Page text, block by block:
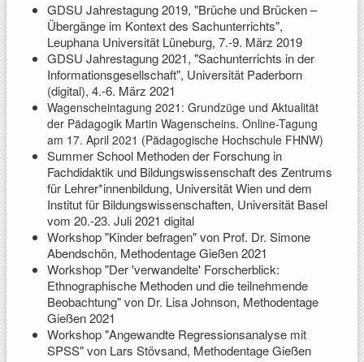
GDSU Jahrestagung 2019, "Brüche und Brücken –
Übergänge im Kontext des Sachunterrichts",
Leuphana Universität Lüneburg, 7.-9. März 2019
GDSU Jahrestagung 2021, "Sachunterrichts in der
Informationsgesellschaft", Universität Paderborn
(digital), 4.-6. März 2021
Wagenscheintagung 2021: Grundzüge und Aktualität
der Pädagogik Martin Wagenscheins. Online-Tagung
am 17. April 2021 (Pädagogische Hochschule FHNW)
Summer School Methoden der Forschung in
Fachdidaktik und Bildungswissenschaft des Zentrums
für Lehrer*innenbildung, Universität Wien und dem
Institut für Bildungswissenschaften, Universität Basel
vom 20.-23. Juli 2021 digital
Workshop "Kinder befragen" von Prof. Dr. Simone
Abendschön, Methodentage Gießen 2021
Workshop "Der 'verwandelte' Forscherblick:
Ethnographische Methoden und die teilnehmende
Beobachtung" von Dr. Lisa Johnson, Methodentage
Gießen 2021
Workshop "Angewandte Regressionsanalyse mit
SPSS" von Lars Stövsand, Methodentage Gießen